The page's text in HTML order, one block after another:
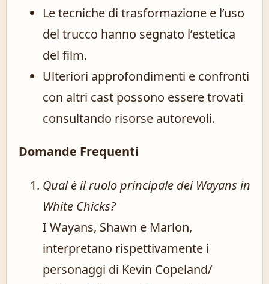
Le tecniche di trasformazione e l’uso
del trucco hanno segnato l’estetica
del film.
Ulteriori approfondimenti e confronti
con altri cast possono essere trovati
consultando risorse autorevoli.
Domande Frequenti
Qual è il ruolo principale dei Wayans in
White Chicks?
I Wayans, Shawn e Marlon,
interpretano rispettivamente i
personaggi di Kevin Copeland/